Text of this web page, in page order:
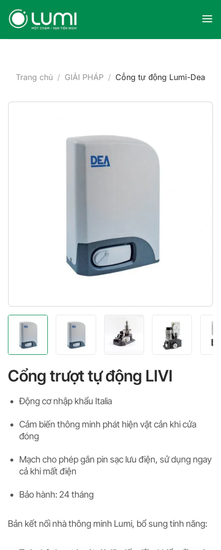
content
Trang chủ / GIẢI PHÁP / Cổng tự động Lumi-Dea
Cổng trượt tự động LIVI
Động cơ nhập khẩu Italia
Cảm biến thông minh phát hiện vật cản khi cửa
đóng
Mạch cho phép gắn pin sạc lưu điện, sử dụng ngay
cả khi mất điện
Bảo hành: 24 tháng
Bản kết nối nhà thông minh Lumi, bổ sung tính năng: